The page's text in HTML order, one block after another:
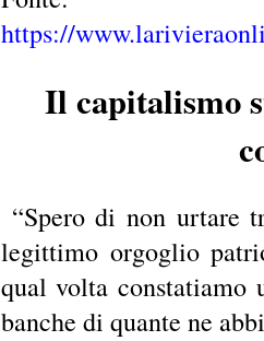
https://
Il capitalismo
“Spero di non urtare
legittimo orgoglio
qual volta constatiamo
banche di quante ne